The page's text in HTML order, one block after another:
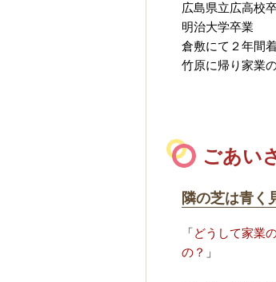
広島県立広高校
明治大学卒業
倉敷にて２年間
竹原に帰り家業
ごあい
隣の芝は青く
「どうして家業
の？ 」